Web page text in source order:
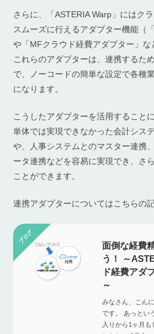
さらに、「ASTERIA Warp」にはク
スムーズに行えるアダプター機能（
や「MFクラウド経費アダプター」な
これらのアダプターは、連携するた
で、ノーコードの簡単な設定で各種
になります。
こうしたアダプターを活用すること
単体では実現できなかった会計シス
や、人事システムとのマスター連携
ータ連携などを容易に実現でき、さ
ことができます。
連携アダプターについてはこちらの
面倒な経費
う！ ～
ド経費アダ
～
みなさん、こん
です。 あっとい
入りから1ヶ月